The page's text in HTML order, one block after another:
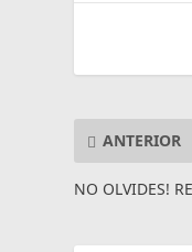
ANTERIOR
NO OLVIDES!